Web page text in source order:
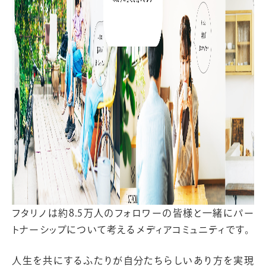
フタリノは約8.5万人のフォロワーの皆様と一緒にパー
トナーシップについて考えるメディアコミュニティです。
人生を共にするふたりが自分たちらしいあり方を実現